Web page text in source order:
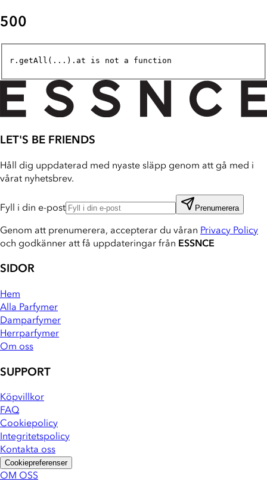
500
r.getAll(...).at is not a function
LET'S BE FRIENDS
Håll dig uppdaterad med nyaste släpp genom att gå med i
vårat nyhetsbrev.
Fyll i din e-post Prenumerera
Genom att prenumerera, accepterar du våran Privacy Policy
och godkänner att få uppdateringar från ESSNCE
SIDOR
Hem
Alla Parfymer
Damparfymer
Herrparfymer
Om oss
SUPPORT
Köpvillkor
FAQ
Cookiepolicy
Integritetspolicy
Kontakta oss
Cookiepreferenser
OM OSS